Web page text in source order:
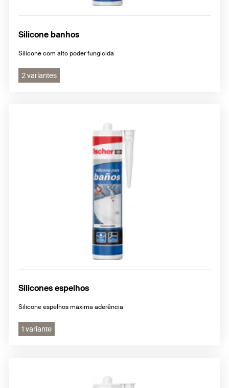
Silicone banhos
Silicone com alto poder fungicida
2 variantes
Silicones espelhos
Silicone espelhos máxima aderência
1 variante